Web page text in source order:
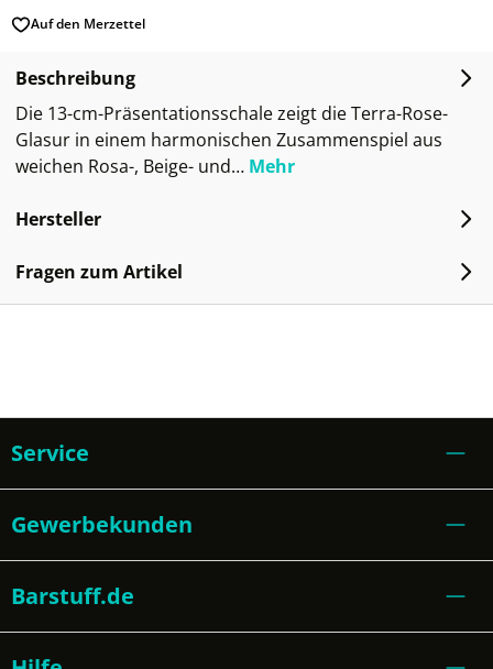
Auf den Merzettel
Beschreibung
Die 13-cm-Präsentationsschale zeigt die Terra-Rose-
Glasur in einem harmonischen Zusammenspiel aus
weichen Rosa-, Beige- und… Mehr
Hersteller
Fragen zum Artikel
Service
Gewerbekunden
Barstuff.de